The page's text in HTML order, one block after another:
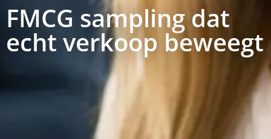
FMCG sampling dat
echt verkoop beweegt